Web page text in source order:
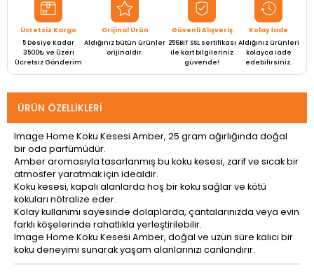
Ücretsiz Kargo
5 Desiye Kadar
3500₺ ve Üzeri
Ücretsiz Gönderim
Orijinal Ürün
Aldığınız bütün ürünler
orijinaldir.
Güvenli Alışveriş
256BIT SSL sertifikası
ile kart bilgileriniz
güvende!
Kolay İade
Aldığınız ürünleri
kolayca iade
edebilirsiniz.
ÜRÜN ÖZELLIKLERI
Image Home Koku Kesesi Amber, 25 gram ağırlığında doğal
bir oda parfümüdür.
Amber aromasıyla tasarlanmış bu koku kesesi, zarif ve sıcak bir
atmosfer yaratmak için idealdir.
Koku kesesi, kapalı alanlarda hoş bir koku sağlar ve kötü
kokuları nötralize eder.
Kolay kullanımı sayesinde dolaplarda, çantalarınızda veya evin
farklı köşelerinde rahatlıkla yerleştirilebilir.
Image Home Koku Kesesi Amber, doğal ve uzun süre kalıcı bir
koku deneyimi sunarak yaşam alanlarınızı canlandırır.